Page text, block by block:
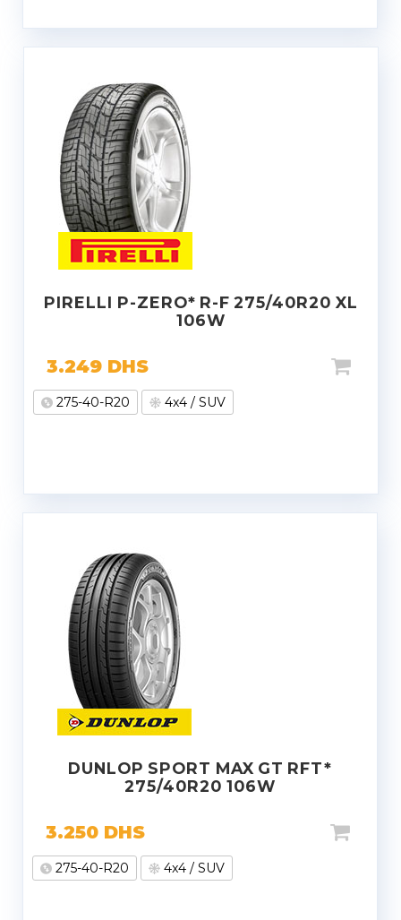
PIRELLI P-ZERO* R-F 275/40R20 XL
106W
3.249 DHS
275-40-R20 4x4 / SUV
DUNLOP SPORT MAX GT RFT*
275/40R20 106W
3.250 DHS
275-40-R20 4x4 / SUV